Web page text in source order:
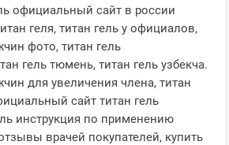
официальный сайт в россии
геля, титан гель у официалов,
фото, титан гель
гель тюмень, титан гель узбекча.
для увеличения члена, титан
сайт титан гель
инструкция по применению
врачей покупателей, купить